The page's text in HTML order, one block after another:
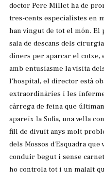
doctor Pere Millet ha de
tres-cents especialistes en
han vingut de tot el món. El
sala de descans dels
diners per aparcar el cotxe,
amb entusiasme la visita
l'hospital, el director està
extraordinàries i les
càrrega de feina que
apareix la Sofia, una vella
fill de divuit anys molt
dels Mossos d'Esquadra
conduir begut i sense
ho controla tot i un malalt